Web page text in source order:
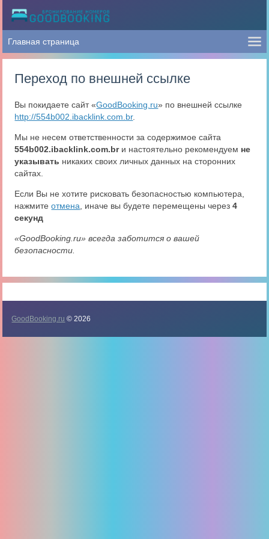
Переход по внешней ссылке
Вы покидаете сайт «GoodBooking.ru» по внешней ссылке
http://554b002.ibacklink.com.br.
Мы не несем ответственности за содержимое сайта
554b002.ibacklink.com.brи настоятельно рекомендуем не
указывать никаких своих личных данных на сторонних
сайтах.
Если Вы не хотите рисковать безопасностью компьютера,
нажмитеотмена , иначе вы будете перемещены через4
секунд
«GoodBooking.ru» всегда заботится о вашей
безопасности.
GoodBooking.ru © 2026